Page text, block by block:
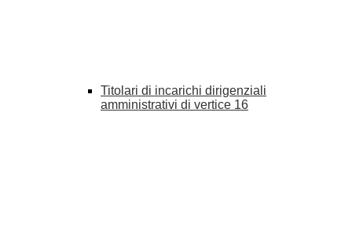
Titolari di incarichi dirigenziali
amministrativi di vertice 16